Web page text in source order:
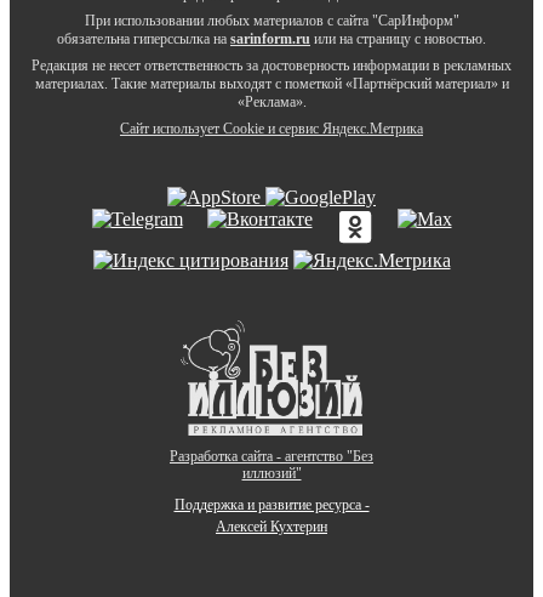
При использовании любых материалов с сайта "СарИнформ"
обязательна гиперссылка на sarinform.ru или на страницу с новостью.
Редакция не несет ответственность за достоверность информации в рекламных
материалах. Такие материалы выходят с пометкой «Партнёрский материал» и
«Реклама».
Сайт использует Cookie и сервиc Яндекс.Метрика
Разработка сайта - агентство "Без
иллюзий"
Поддержка и развитие ресурса -
Алексей Кухтерин